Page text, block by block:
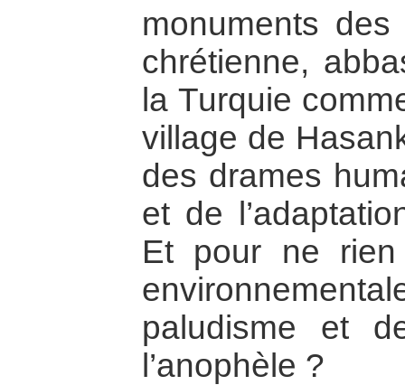
monuments
chrétienne,
la Turquie
village de
des drames
et de
Et pour ne
paludisme et
l’anophèle ?